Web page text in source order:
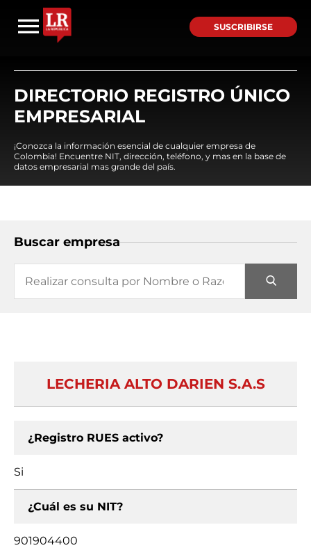
SUSCRIBIRSE
DIRECTORIO REGISTRO ÚNICO
EMPRESARIAL
¡Conozca la información esencial de cualquier empresa de
Colombia! Encuentre NIT, dirección, teléfono, y mas en la base de
datos empresarial mas grande del país.
Buscar empresa
LECHERIA ALTO DARIEN S.A.S
¿Registro RUES activo?
Si
¿Cuál es su NIT?
901904400